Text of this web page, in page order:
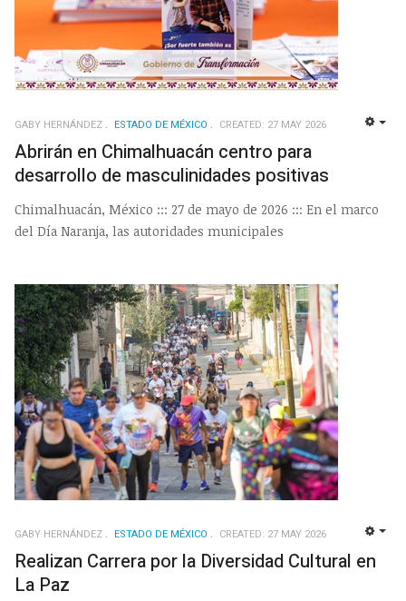
GABY HERNÁNDEZ ESTADO DE MÉXICO CREATED: 27 MAY 2026
Abrirán en Chimalhuacán centro para
desarrollo de masculinidades positivas
Chimalhuacán, México ::: 27 de mayo de 2026 ::: En el marco
del Día Naranja, las autoridades municipales
GABY HERNÁNDEZ ESTADO DE MÉXICO CREATED: 27 MAY 2026
Realizan Carrera por la Diversidad Cultural en
La Paz